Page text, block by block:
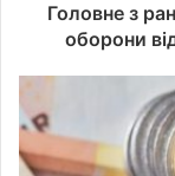
Головне з
оборони